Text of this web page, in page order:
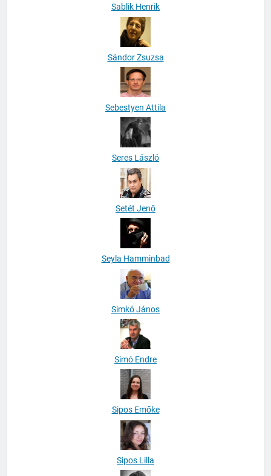
Sablik Henrik
Sándor Zsuzsa
Sebestyen Attila
Seres László
Setét Jenő
Seyla Hamminbad
Simkó János
Simó Endre
Sipos Emőke
Sipos Lilla